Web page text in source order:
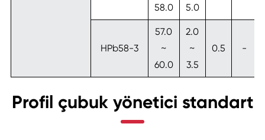
58.0
5.0
HPb58-3
57.0
~
60.0
2.0
~
3.5
0.5 -
Profil çubuk yönetici standart